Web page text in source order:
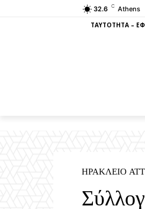
32.6 C Athens
ΤΑΥΤΟΤΗΤΑ –
ΗΡΆΚΛΕΙΟ